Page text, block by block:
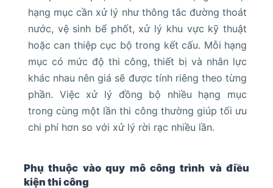
hạng mục cần xử lý như thông tắc đường thoát
nước, vệ sinh bể phốt, xử lý khu vực kỹ thuật
hoặc can thiệp cục bộ trong kết cấu. Mỗi hạng
mục có mức độ thi công, thiết bị và nhân lực
khác nhau nên giá sẽ được tính riêng theo từng
phần. Việc xử lý đồng bộ nhiều hạng mục
trong cùng một lần thi công thường giúp tối ưu
chi phí hơn so với xử lý rời rạc nhiều lần.
Phụ thuộc vào quy mô công trình và điều
kiện thi công